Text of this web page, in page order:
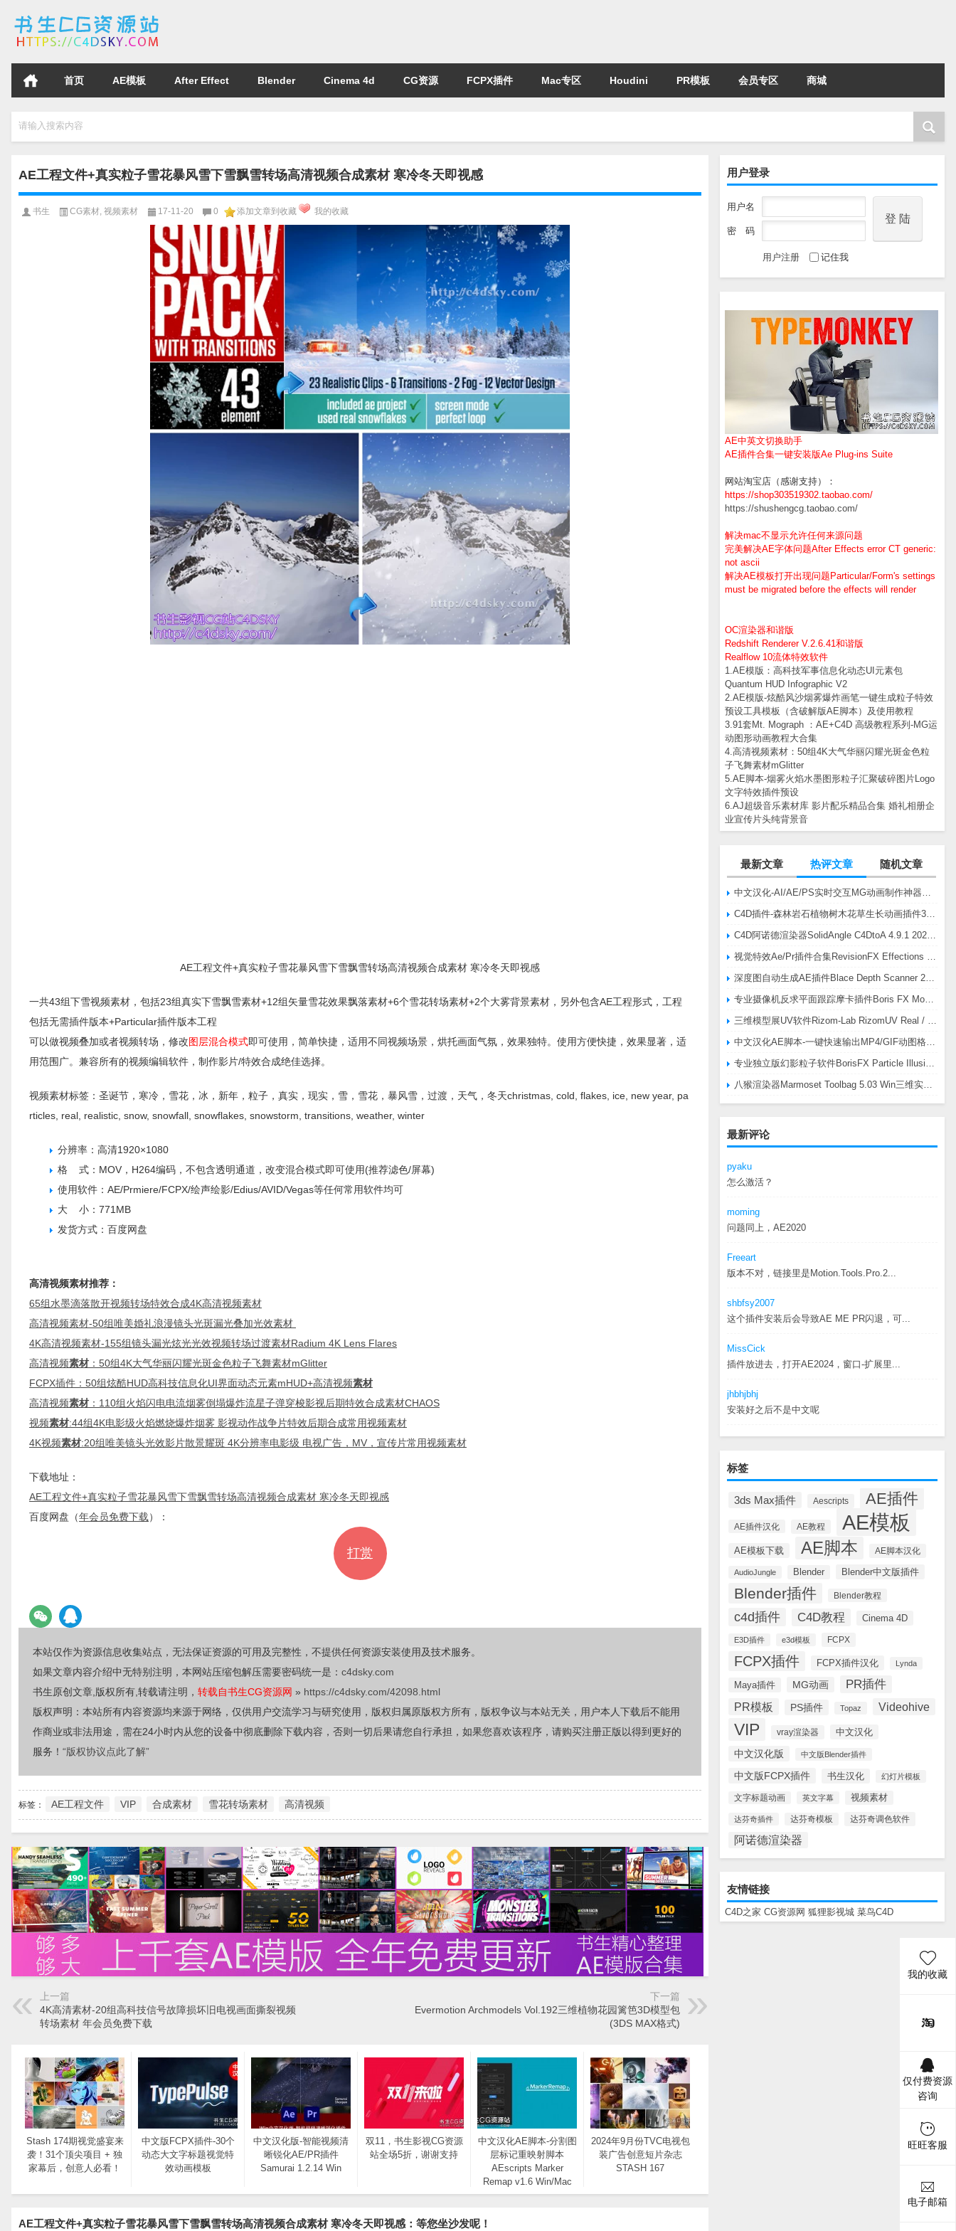
首页 AE模板 After Effect Blender Cinema 4d CG资源 FCPX插件 Mac专区 Houdini PR模板 会员专区 商城
请输入搜索内容
用户登录
用户名
密 码
用户注册 记住我
AE中英文切换助手
AE插件合集一键安装版Ae Plug-ins Suite
网站淘宝店（感谢支持）：
https://shop303519302.taobao.com/
https://shushengcg.taobao.com/
解决mac不显示允许任何来源问题
完美解决AE字体问题After Effects error CT generic:
not ascii
解决AE模板打开出现问题Particular/Form's settings
must be migrated before the effects will render
OC渲染器和谐版
Redshift Renderer V.2.6.41和谐版
Realflow 10流体特效软件
1.AE模版：高科技军事信息化动态UI元素包
Quantum HUD Infographic V2
2.AE模版-炫酷风沙烟雾爆炸画笔一键生成粒子特效
预设工具模板（含破解版AE脚本）及使用教程
3.91套Mt. Mograph ：AE+C4D 高级教程系列-MG运
动图形动画教程大合集
4.高清视频素材：50组4K大气华丽闪耀光斑金色粒
子飞舞素材mGlitter
5.AE脚本-烟雾火焰水墨图形粒子汇聚破碎图片Logo
文字特效插件预设
6.AJ超级音乐素材库 影片配乐精品合集 婚礼相册企
业宣传片头纯背景音
最新文章 热评文章 随机文章
最新评论
pyaku
怎么激活？
moming
问题同上，AE2020
Freeart
版本不对，链接里是Motion.Tools.Pro.2...
shbfsy2007
这个插件安装后会导致AE ME PR闪退，可...
MissCick
插件放进去，打开AE2024，窗口-扩展里...
jhbhjbhj
安装好之后不是中文呢
标签
3ds Max插件 Aescripts AE插件
AE插件汉化 AE教程 AE模板
AE模板下载 AE脚本 AE脚本汉化
AudioJungle Blender Blender中文版插件
Blender插件 Blender教程
c4d插件 C4D教程 Cinema 4D
E3D插件 e3d模板 FCPX
FCPX插件 FCPX插件汉化 Lynda
Maya插件 MG动画 PR插件
PR模板 PS插件 Topaz Videohive
VIP vray渲染器 中文汉化
中文汉化版 中文版Blender插件
中文版FCPX插件 书生汉化 幻灯片模板
文字标题动画 英文字幕 视频素材
达芬奇插件 达芬奇模板 达芬奇调色软件
阿诺德渲染器
友情链接
C4D之家 CG资源网 狐狸影视城 菜鸟C4D
AE工程文件+真实粒子雪花暴风雪下雪飘雪转场高清视频合成素材 寒冷冬天即视感
书生 CG素材, 视频素材 17-11-20 0 添加文章到收藏 我的收藏
AE工程文件+真实粒子雪花暴风雪下雪飘雪转场高清视频合成素材 寒冷冬天即视感
一共43组下雪视频素材，包括23组真实下雪飘雪素材+12组矢量雪花效果飘落素材+6个雪花转场素材+2个大雾背景素材，另外包含AE工程形式，工程
包括无需插件版本+Particular插件版本工程
可以做视频叠加或者视频转场，修改图层混合模式即可使用，简单快捷，适用不同视频场景，烘托画面气氛，效果独特。使用方便快捷，效果显著，适
用范围广。兼容所有的视频编辑软件，制作影片/特效合成绝佳选择。
视频素材标签：圣诞节，寒冷，雪花，冰，新年，粒子，真实，现实，雪，雪花，暴风雪，过渡，天气，冬天christmas, cold, flakes, ice, new year, pa
rticles, real, realistic, snow, snowfall, snowflakes, snowstorm, transitions, weather, winter
分辨率：高清1920×1080
格 式：MOV，H264编码，不包含透明通道，改变混合模式即可使用(推荐滤色/屏幕)
使用软件：AE/Prmiere/FCPX/绘声绘影/Edius/AVID/Vegas等任何常用软件均可
大 小：771MB
发货方式：百度网盘
高清视频素材推荐：
65组水墨滴落散开视频转场特效合成4K高清视频素材
高清视频素材-50组唯美婚礼浪漫镜头光斑漏光叠加光效素材
4K高清视频素材-155组镜头漏光炫光光效视频转场过渡素材Radium 4K Lens Flares
高清视频素材 ：50组4K大气华丽闪耀光斑金色粒子飞舞素材mGlitter
FCPX插件：50组炫酷HUD高科技信息化UI界面动态元素mHUD+高清视频素材
高清视频素材 ：110组火焰闪电电流烟雾倒塌爆炸流星子弹穿梭影视后期特效合成素材CHAOS
视频素材:44组4K电影级火焰燃烧爆炸烟雾 影视动作战争片特效后期合成常用视频素材
4K视频素材:20组唯美镜头光效影片散景耀斑 4K分辨率电影级 电视广告，MV，宣传片常用视频素材
下载地址：
AE工程文件+真实粒子雪花暴风雪下雪飘雪转场高清视频合成素材 寒冷冬天即视感
百度网盘（年会员免费下载）：
打赏
本站仅作为资源信息收集站点，无法保证资源的可用及完整性，不提供任何资源安装使用及技术服务。
如果文章内容介绍中无特别注明，本网站压缩包解压需要密码统一是： c4dsky.com
书生原创文章,版权所有,转载请注明， 转载自书生CG资源网 » https://c4dsky.com/42098.html
版权声明：本站所有内容资源均来源于网络，仅供用户交流学习与研究使用，版权归属原版权方所有，版权争议与本站无关，用户本人下载后不能用
作商业或非法用途，需在24小时内从您的设备中彻底删除下载内容，否则一切后果请您自行承担，如果您喜欢该程序，请购买注册正版以得到更好的
服务！ “版权协议点此了解”
标签： AE工程文件 VIP 合成素材 雪花转场素材 高清视频
上一篇
4K高清素材-20组高科技信号故障损坏旧电视画面撕裂视频
转场素材 年会员免费下载
下一篇
Evermotion Archmodels Vol.192三维植物花园篱笆3D模型包
(3DS MAX格式)
Stash 174期视觉盛宴来
袭！31个顶尖项目 + 独
家幕后，创意人必看！​
中文版FCPX插件-30个
动态大文字标题视觉特
效动画模板
中文汉化版-智能视频清
晰锐化AE/PR插件
Samurai 1.2.14 Win
双11，书生影视CG资源
站全场5折，谢谢支持
中文汉化AE脚本-分割图
层标记重映射脚本
AEscripts Marker
Remap v1.6 Win/Mac
+使用教程
2024年9月份TVC电视包
装广告创意短片杂志
STASH 167
AE工程文件+真实粒子雪花暴风雪下雪飘雪转场高清视频合成素材 寒冷冬天即视感：等您坐沙发呢！
我的收藏
仅付费资源
咨询
旺旺客服
电子邮箱